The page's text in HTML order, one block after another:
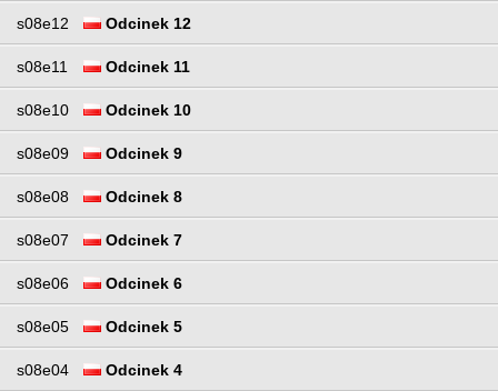
s08e12 Odcinek 12
s08e11 Odcinek 11
s08e10 Odcinek 10
s08e09 Odcinek 9
s08e08 Odcinek 8
s08e07 Odcinek 7
s08e06 Odcinek 6
s08e05 Odcinek 5
s08e04 Odcinek 4